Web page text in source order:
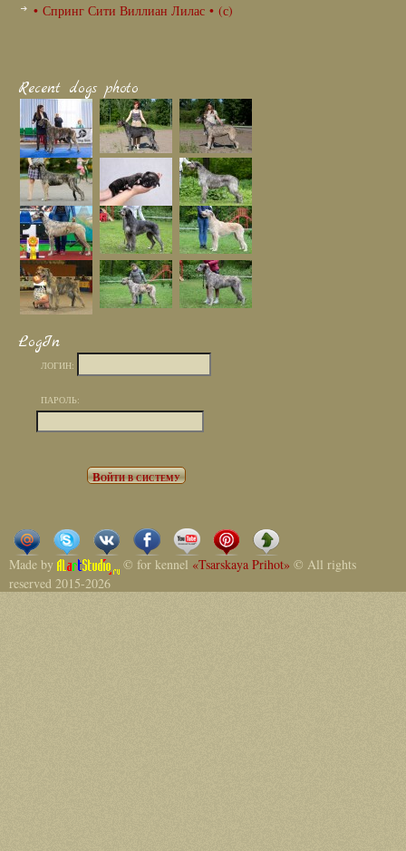
• Спринг Сити Виллиан Лилас • (с)
Recent dogs photo
LogIn
ЛОГИН:
ПАРОЛЬ:
Made by © for kennel «Tsarskaya Prihot» © All rights
reserved 2015-2026